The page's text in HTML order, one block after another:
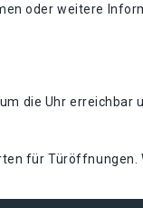
oder weitere
die Uhr erreichbar
für Türöffnungen.